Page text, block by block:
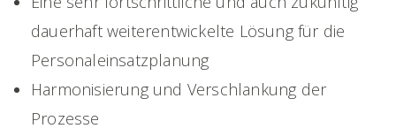
dauerhaft weiterentwickelte Lösung für die
Personaleinsatzplanung
Harmonisierung und Verschlankung der
Prozesse